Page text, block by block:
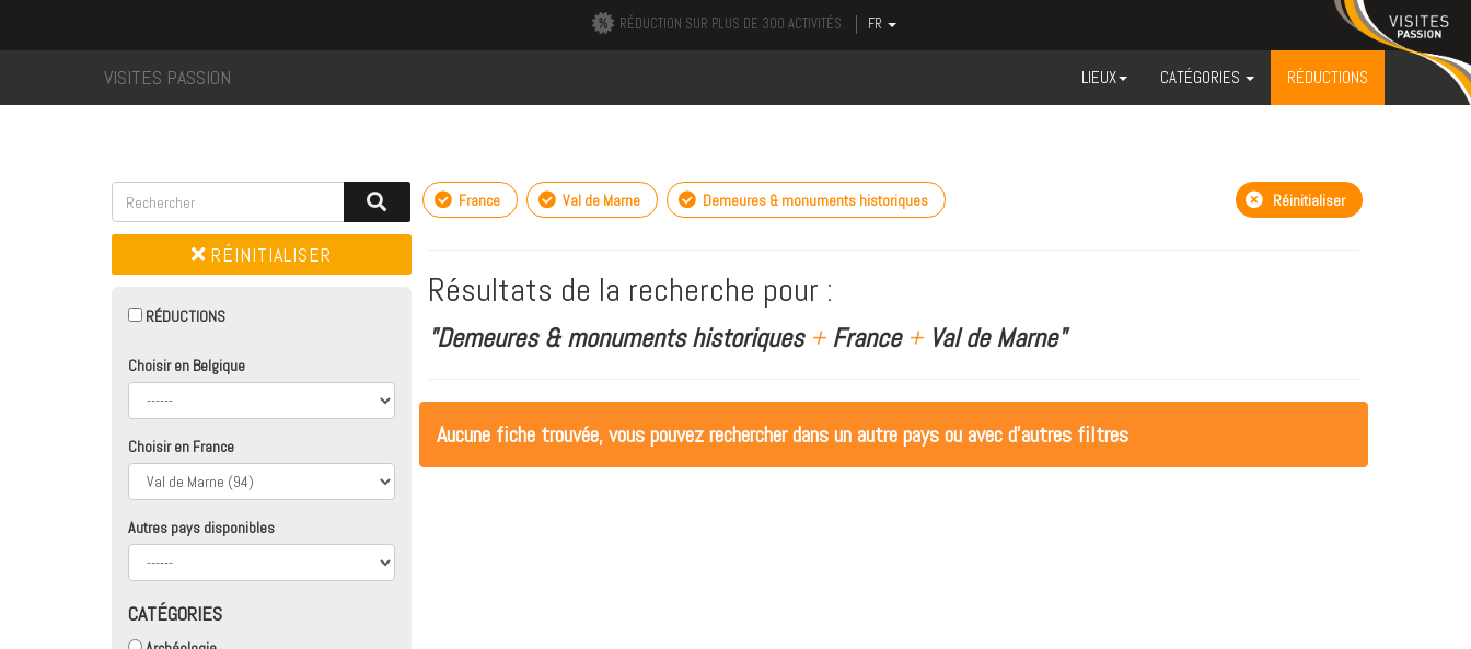
RÉDUCTION SUR PLUS DE 300 ACTIVITÉS FR
VISITES PASSION LIEUX CATÉGORIES RÉDUCTIONS
RÉINITIALISER
RÉDUCTIONS
Choisir en Belgique
Choisir en France
Autres pays disponibles
CATÉGORIES
France Val de Marne Demeures & monuments historiques Réinitialiser
Résultats de la recherche pour :
"Demeures & monuments historiques +France +Val de Marne"
Aucune fiche trouvée, vous pouvez rechercher dans un autre pays ou avec d'autres filtres